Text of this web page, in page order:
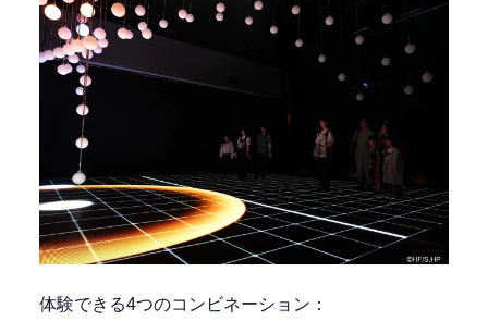
体験できる4つのコンビネーション：